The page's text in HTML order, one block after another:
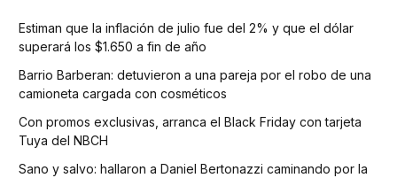
Estiman que la inflación de julio fue del 2% y que el dólar
superará los $1.650 a fin de año
Barrio Barberan: detuvieron a una pareja por el robo de una
camioneta cargada con cosméticos
Con promos exclusivas, arranca el Black Friday con tarjeta
Tuya del NBCH
Sano y salvo: hallaron a Daniel Bertonazzi caminando por la